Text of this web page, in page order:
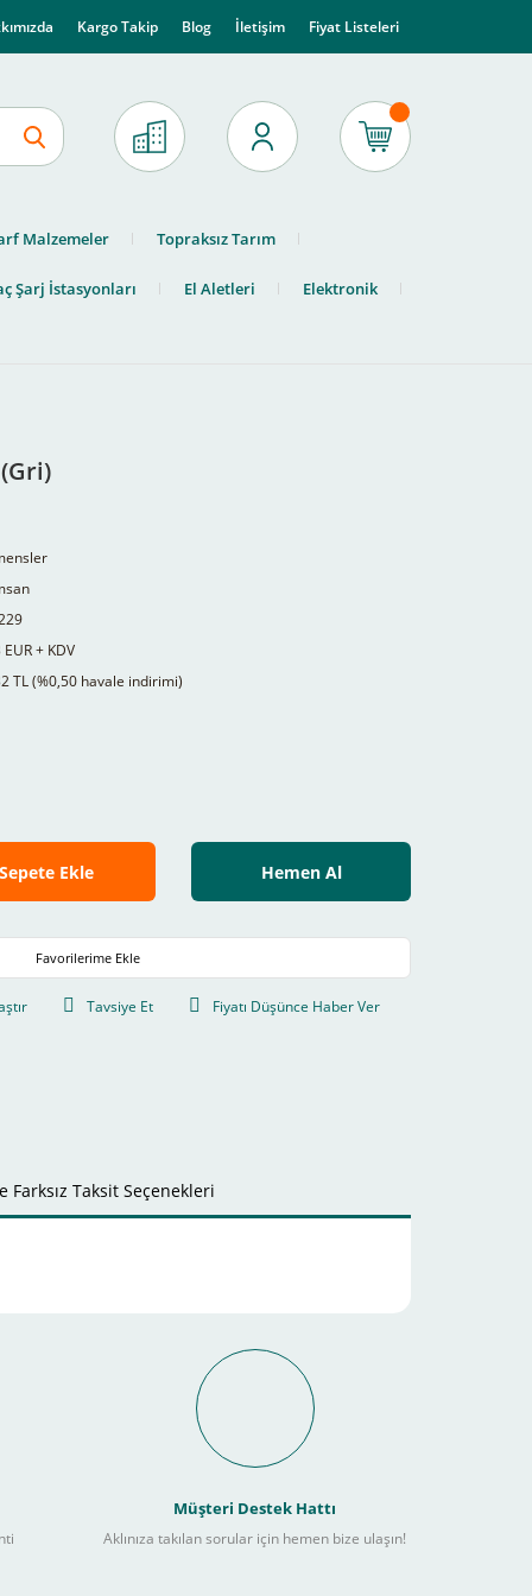
Kargo Takip Blog İletişim Fiyat Listeleri
Malzemeler Topraksız Tarım
Şarj İstasyonları El Aletleri Elektronik
+ KDV
TL (%0,50 havale indirimi)
Sepete Ekle Hemen Al
Tavsiye Et Fiyatı Düşünce Haber Ver
Farksız Taksit Seçenekleri
İmkanı Nasıl
Müşteri Destek Hattı
Aklınıza takılan sorular için hemen bize ulaşın!